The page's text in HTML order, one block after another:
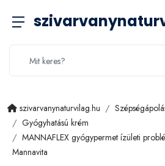
szivarvanynaturvilag.hu
Gyógyhatású krém
MANNAFLEX gyógypermet ízületi
Mannavita